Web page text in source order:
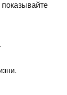
показывайте